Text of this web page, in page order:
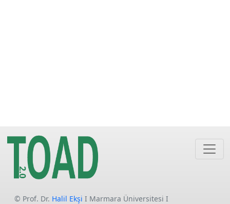
© Prof. Dr. Halil Ekşi I Marmara Üniversitesi I